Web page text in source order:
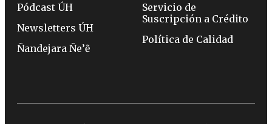
Pódcast ÚH
Newsletters ÚH
Ñandejara Ñe’ẽ
Servicio de
Suscripción a Crédito
Política de Calidad